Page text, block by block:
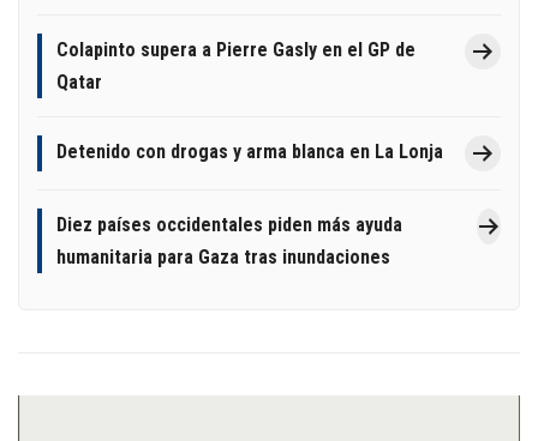
Colapinto supera a Pierre Gasly en el GP de
Qatar
Detenido con drogas y arma blanca en La Lonja
Diez países occidentales piden más ayuda
humanitaria para Gaza tras inundaciones